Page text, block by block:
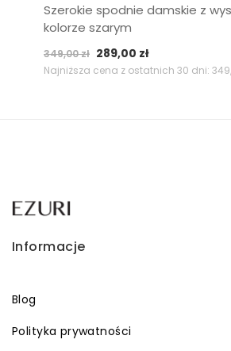
Szerokie spodnie damskie z
kolorze szarym
349,00zł Pierwotna
cena
289,00 złAktualna
cena
Najniższa cena z ostatnich 30 dni:
Informacje
Blog
Polityka prywatności